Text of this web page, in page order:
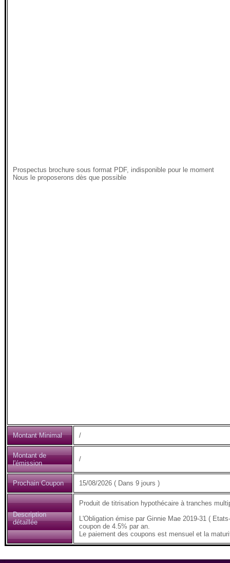
Prospectus brochure sous format PDF, indisponible pour le moment
Nous le proposerons dès que possible
Montant Minimal /
Montant de
l'émission
/
Prochain Coupon 15/08/2026 ( Dans 9 jours )
Description
détaillée
Produit de titrisation hypothécaire à tranches
L'Obligation émise par Ginnie Mae 2019-31 (
coupon de 4.5% par an.
Le paiement des coupons est mensuel et la